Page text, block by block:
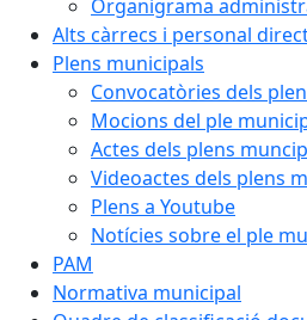
Organigrama
Alts càrrecs i personal
Plens municipals
Convocatòries dels
Mocions del ple
Actes dels plens
Videoactes dels plens
Plens a Youtube
Notícies sobre el ple
PAM
Normativa municipal